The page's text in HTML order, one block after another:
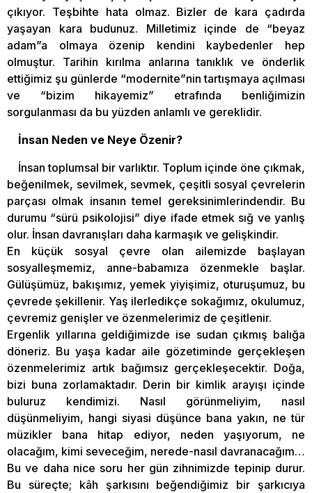
çıkıyor. Teşbihte hata olmaz. Bizler de kara çadırda
yaşayan kara budunuz. Milletimiz içinde de “beyaz
adam”a olmaya özenip kendini kaybedenler hep
olmuştur. Tarihin kırılma anlarına tanıklık ve önderlik
ettiğimiz şu günlerde “modernite”nin tartışmaya açılması
ve “bizim hikayemiz” etrafında benliğimizin
sorgulanması da bu yüzden anlamlı ve gereklidir.
İnsan Neden ve Neye Özenir?
İnsan toplumsal bir varlıktır. Toplum içinde öne çıkmak,
beğenilmek, sevilmek, sevmek, çeşitli sosyal çevrelerin
parçası olmak insanın temel gereksinimlerindendir. Bu
durumu “sürü psikolojisi” diye ifade etmek sığ ve yanlış
olur. İnsan davranışları daha karmaşık ve gelişkindir.
En küçük sosyal çevre olan ailemizde başlayan
sosyalleşmemiz, anne-babamıza özenmekle başlar.
Gülüşümüz, bakışımız, yemek yiyişimiz, oturuşumuz, bu
çevrede şekillenir. Yaş ilerledikçe sokağımız, okulumuz,
çevremiz genişler ve özenmelerimiz de çeşitlenir.
Ergenlik yıllarına geldiğimizde ise sudan çıkmış balığa
döneriz. Bu yaşa kadar aile gözetiminde gerçekleşen
özenmelerimiz artık bağımsız gerçekleşecektir. Doğa,
bizi buna zorlamaktadır. Derin bir kimlik arayışı içinde
buluruz kendimizi. Nasıl görünmeliyim, nasıl
düşünmeliyim, hangi siyasi düşünce bana yakın, ne tür
müzikler bana hitap ediyor, neden yaşıyorum, ne
olacağım, kimi seveceğim, nerede-nasıl davranacağım…
Bu ve daha nice soru her gün zihnimizde tepinip durur.
Bu süreçte; kâh şarkısını beğendiğimiz bir şarkıcıya